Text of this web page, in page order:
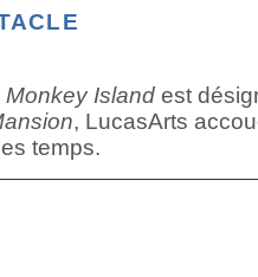
Monkey Island est
, LucasArts
temps.